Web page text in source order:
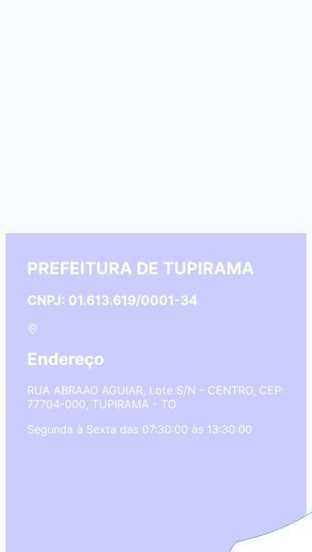
PREFEITURA DE TUPIRAMA
CNPJ: 01.613.619/0001-34
Endereço
RUA ABRAAO AGUIAR, Lote S/N - CENTRO, CEP:
77704-000, TUPIRAMA - TO
Segunda à Sexta das 07:30:00 às 13:30:00